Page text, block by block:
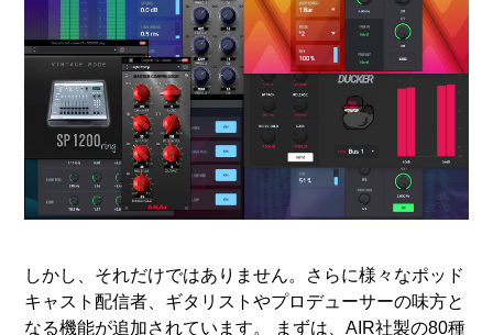
しかし、それだけではありません。さらに様々なポッド
キャスト配信者、ギタリストやプロデューサーの味方と
なる機能が追加されています。 まずは、AIR社製の80種